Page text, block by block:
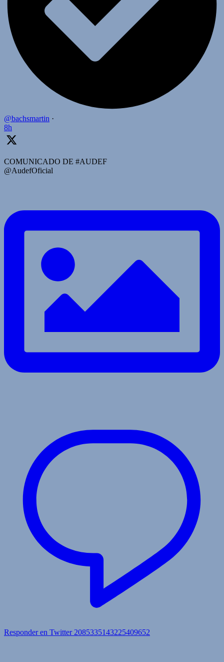
@bachsmartin ·
8h
COMUNICADO DE #AUDEF
@AudefOficial
Responder en Twitter 2085335143225409652